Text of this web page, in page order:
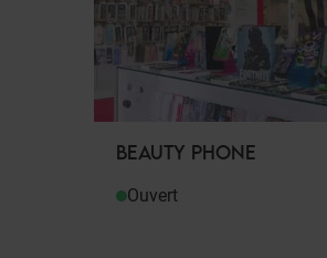
BEAUTY PHONE
Ouvert